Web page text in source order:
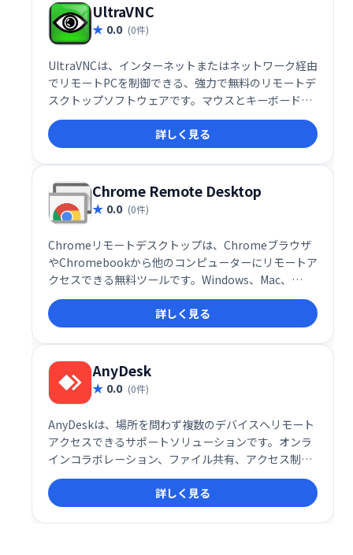
UltraVNC
0.0 (0件)
UltraVNCは、インターネットまたはネットワーク経由
でリモートPCを制御できる、強力で無料のリモートデ
スクトップソフトウェアです。マウスとキーボードで
操作でき、まるで目の前にあるかのように作業できま
す。コンピュータサポートにも最適で、顧客のPCに迅
速にアクセスし、問題を遠隔で解決できます。
SingleClickアドオンを使えば、顧客側の事前設定も不
要です。
詳しく見る
Chrome Remote Desktop
0.0 (0件)
Chromeリモートデスクトップは、Chromeブラウザ
やChromebookから他のコンピューターにリモートア
クセスできる無料ツールです。Windows、Mac、
Linuxに対応し、短期的なリモートサポートから長期
的なファイル・アプリケーションへのアクセスまで、
様々な用途で活用できます。安全な接続で、場所を選
ばずPCを操作可能です。
詳しく見る
AnyDesk
0.0 (0件)
AnyDeskは、場所を問わず複数のデバイスへリモート
アクセスできるサポートソリューションです。オンラ
インコラボレーション、ファイル共有、アクセス制御
などを提供し、快適な操作性と効率的な共同作業を実
現します。ファイルやドキュメントへのスムーズなア
クセスにより、生産性を向上させます。
詳しく見る